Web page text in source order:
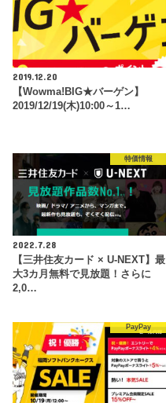
2019.12.20
【Wowma!BIG★バーゲン】
2019/12/19(木)10:00～1…
特価情報
2022.7.28
【三井住友カード × U-NEXT】最
大3カ月無料で見放題！さらに
2,0…
PayPay